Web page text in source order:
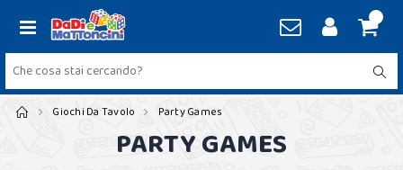
Giochi Da Tavolo Party Games
PARTY GAMES